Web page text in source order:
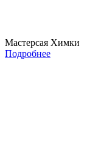
Мастерсая Химки
Подробнее